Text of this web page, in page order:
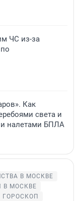
ЧС из-за
Как
света и
и налетами БПЛА
В МОСКВЕ
В МОСКВЕ
ГОРОСКОП